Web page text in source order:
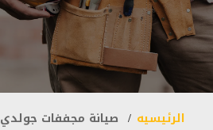
الرئيسيه صيانة مجففات جولدي